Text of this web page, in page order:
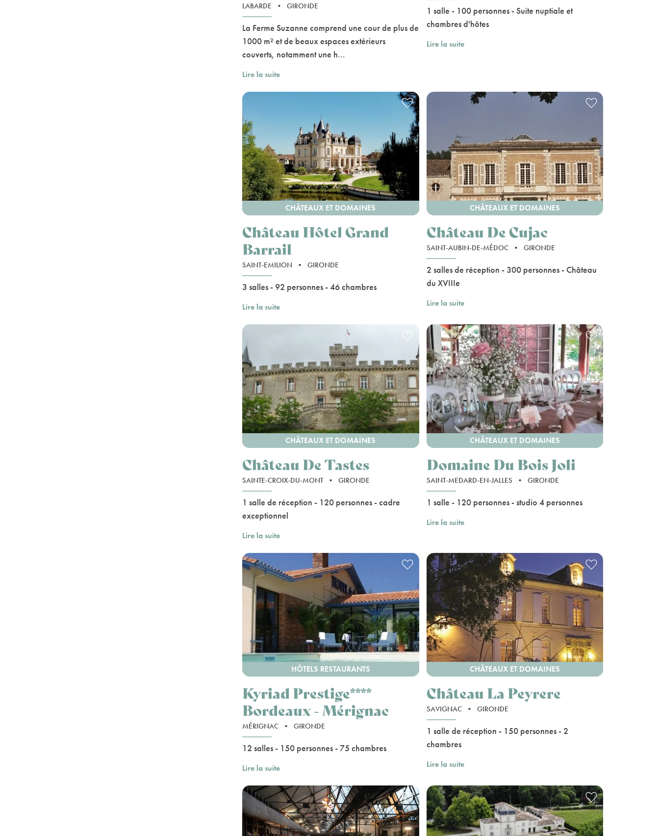
LABARDE • GIRONDE
La Ferme Suzanne comprend une cour de plus de
1000 m² et de beaux espaces extérieurs
couverts, notamment une h...
Lire la suite
1 salle - 100 personnes - Suite nuptiale et
chambres d'hôtes
Lire la suite
CHÂTEAUX ET DOMAINES
Château Hôtel Grand
Barrail
SAINT-EMILION • GIRONDE
3 salles - 92 personnes - 46 chambres
Lire la suite
CHÂTEAUX ET DOMAINES
Château De Cujac
SAINT-AUBIN-DE-MÉDOC • GIRONDE
2 salles de réception - 300 personnes - Château
du XVIIIe
Lire la suite
CHÂTEAUX ET DOMAINES
Château De Tastes
SAINTE-CROIX-DU-MONT • GIRONDE
1 salle de réception - 120 personnes - cadre
exceptionnel
Lire la suite
CHÂTEAUX ET DOMAINES
Domaine Du Bois Joli
SAINT-MEDARD-EN-JALLES • GIRONDE
1 salle - 120 personnes - studio 4 personnes
Lire la suite
HÔTELS RESTAURANTS
Kyriad Prestige****
Bordeaux - Mérignac
MÉRIGNAC • GIRONDE
12 salles - 150 personnes - 75 chambres
Lire la suite
CHÂTEAUX ET DOMAINES
Château La Peyrere
SAVIGNAC • GIRONDE
1 salle de réception - 150 personnes - 2
chambres
Lire la suite